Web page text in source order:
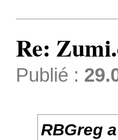
Re:
Publié :
RBGreg